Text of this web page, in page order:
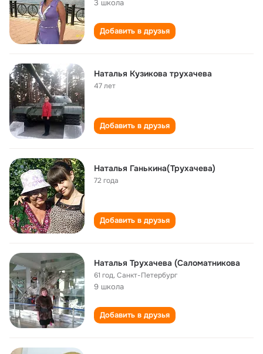
3 школа
Добавить в друзья
Наталья Кузикова трухачева
47 лет
Добавить в друзья
Наталья Ганькина(Трухачева)
72 года
Добавить в друзья
Наталья Трухачева (Саломатникова
61 год,Санкт-Петербург
9 школа
Добавить в друзья